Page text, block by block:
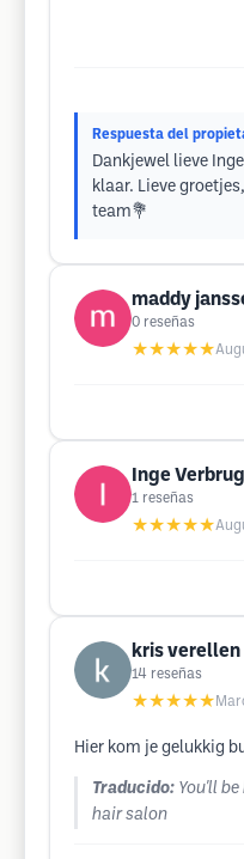
Respuesta del
Dankjewel lieve
klaar. Lieve
team💐
maddy
0 reseñas
★★★★★
Inge
1 reseñas
★★★★★
kris verellen
14 reseñas
★★★★★
Hier kom je gelukkig
Traducido: You'll
hair salon